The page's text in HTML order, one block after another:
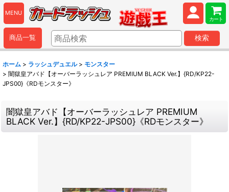
MENU
カート
商品一覧 検索
ホーム > ラッシュデュエル > モンスター
> 闇獄皇アバド【オーバーラッシュレア PREMIUM BLACK Ver.】{RD/KP22-
JPS00}《RDモンスター》
闇獄皇アバド【オーバーラッシュレア PREMIUM
BLACK Ver.】{RD/KP22-JPS00}《RDモンスター》